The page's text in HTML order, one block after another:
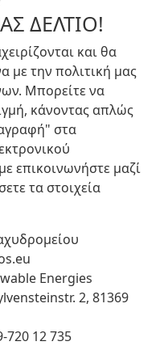
ΔΕΛΤΊΟ!
και θα
με την πολιτική μας
Μπορείτε να
κάνοντας απλώς
στα
επικοινωνήστε μαζί
τα στοιχεία
Energies
2, 81369
720 12 735